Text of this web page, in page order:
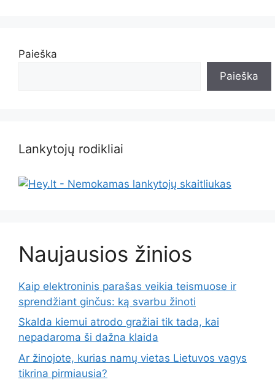
Paieška
Paieška
Lankytojų rodikliai
Naujausios žinios
Kaip elektroninis parašas veikia teismuose ir
sprendžiant ginčus: ką svarbu žinoti
Skalda kiemui atrodo gražiai tik tada, kai
nepadaroma ši dažna klaida
Ar žinojote, kurias namų vietas Lietuvos vagys
tikrina pirmiausia?